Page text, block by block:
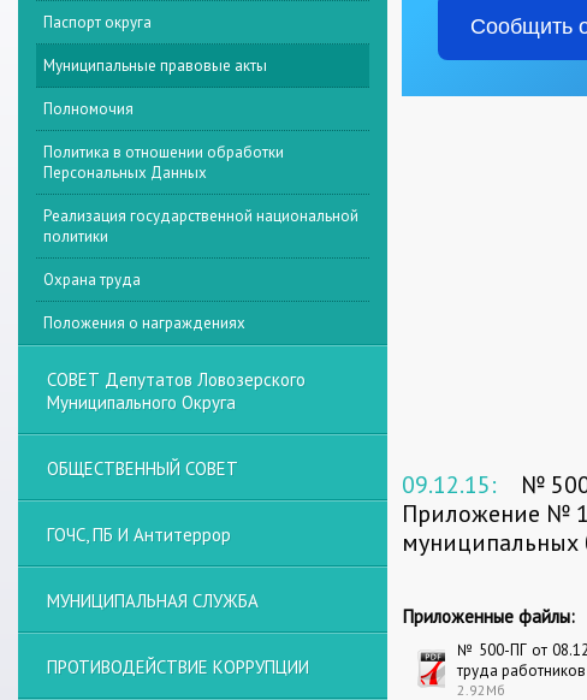
Сообщить
09.12.15:
№
Приложение № 1
муниципальных
Приложенные файлы:
№ 500-ПГ от
труда
2.92Мб
Паспорт округа
Муниципальные правовые акты
Полномочия
Политика в отношении обработки
Персональных Данных
Реализация государственной национальной
политики
Охрана труда
Положения о награждениях
СОВЕТ Депутатов Ловозерского
Муниципального Округа
ОБЩЕСТВЕННЫЙ СОВЕТ
ГОЧС, ПБ И Антитеррор
МУНИЦИПАЛЬНАЯ СЛУЖБА
ПРОТИВОДЕЙСТВИЕ КОРРУПЦИИ